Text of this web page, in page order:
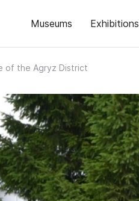
Museums Exhibitions
of the Agryz District